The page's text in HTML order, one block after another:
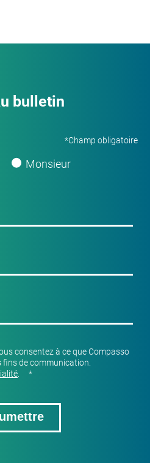
bulletin
*Champ obligatoire
Monsieur
consentez à ce que Compasso
fins de communication.
*